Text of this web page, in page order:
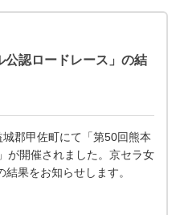
公認ロードレース」の結
城郡甲佐町にて「第50回熊本
が開催されました。京セラ女
果をお知らせします。